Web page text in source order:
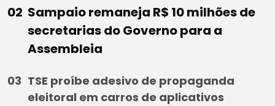
Sampaio remaneja R$ 10 milhões de
secretarias do Governo para a
Assembleia
TSE proíbe adesivo de propaganda
eleitoral em carros de aplicativos